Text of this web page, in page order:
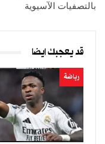
بالتصفيات الآسيوية
قد يعجبك ايضا
رياضة